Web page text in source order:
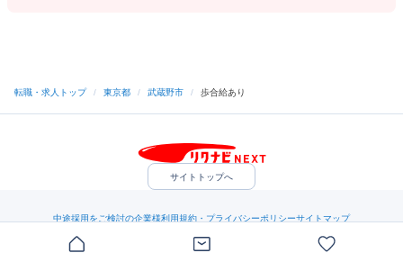
転職・求人トップ / 東京都 / 武蔵野市 / 歩合給あり
サイトトップへ
中途採用をご検討の企業様利用規約・プライバシーポリシーサイトマップ
（C）Indeed Inc.